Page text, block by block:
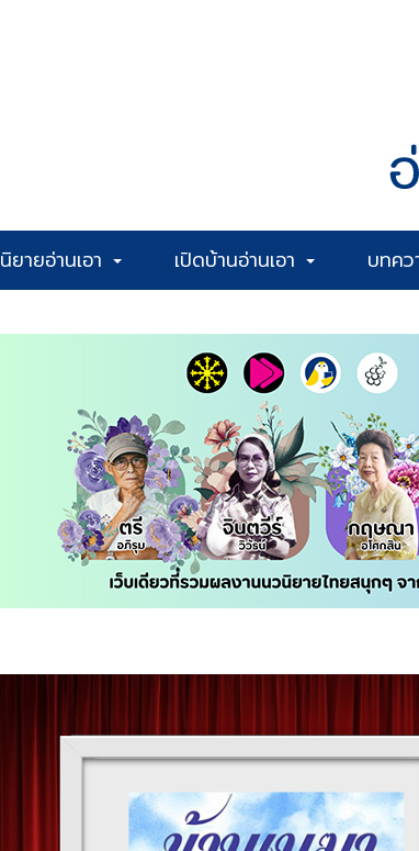
นิยายอ่านเอา เปิดบ้านอ่านเอา บทค